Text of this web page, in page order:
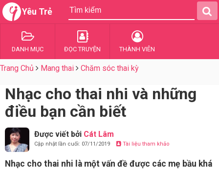
Yêu Trẻ
DANH MỤC ĐỌC TRUYỆN THÀNH VIÊN
Trang Chủ Mang thai Chăm sóc thai kỳ
Nhạc cho thai nhi và những
điều bạn cần biết
Được viết bởi Cát Lâm
Cập nhật lần cuối: 07/11/2019 Tài liệu tham khảo
Nhạc cho thai nhi là một vấn đề được các mẹ bầu khá